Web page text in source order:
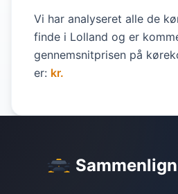
Vi har analyseret alle de
finde i Lolland og er
gennemsnitprisen på
er: kr.